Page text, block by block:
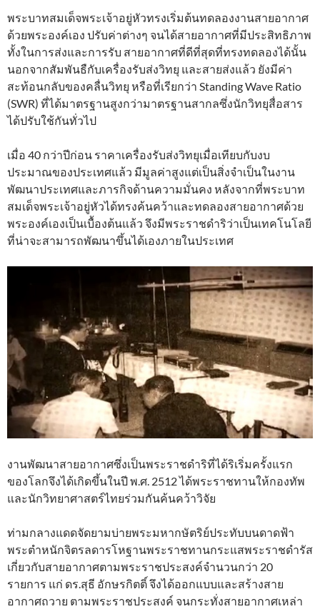
พระบาทสมเด็จพระเจ้าอยู่หัวทรงเริ่มต้นทดลองงานสายอากาศ
ด้วยพระองค์เอง ปรับค่าต่างๆ จนได้สายอากาศที่มีประสิทธิภาพ
ทั้งในการส่งและการรับ สายอากาศที่ดีที่สุดที่ทรงทดลองได้นั้น
นอกจากสัมพันธืกับเครื่องรับส่งวิทยุ และสายส่งแล้ว ยังมีค่า
สะท้อนกลับของคลื่นวิทยุ หรือที่เรียกว่า Standing Wave Ratio
(SWR) ที่ได้มาตรฐานสูงกว่ามาตรฐานสากลซึ่งนักวิทยุสื่อสาร
ได้ปรับใช้กันทั่วไป
เมื่อ 40 กว่าปีก่อน ราคาเครื่องรับส่งวิทยุเมื่อเทียบกับงบ
ประมาณของประเทศแล้ว มีมูลค่าสูงแต่เป็นสิ่งจำเป็นในงาน
พัฒนาประเทศและภารกิจด้านความมั่นคง หลังจากที่พระบาท
สมเด็จพระเจ้าอยู่หัวได้ทรงค้นคว้าและทดลองสายอากาศด้วย
พระองค์เองเป็นเบื้องต้นแล้ว จึงมีพระราชดำริว่าเป็นเทคโนโลยี
ที่น่าจะสามารถพัฒนาขึ้นได้เองภายในประเทศ
งานพัฒนาสายอากาศซึ่งเป็นพระราชดำริที่ได้ริเริ่มครั้งแรก
ของโลกจึงได้เกิดขึ้นในปี พ.ศ. 2512 ได้พระราชทานให้กองทัพ
และนักวิทยาศาสตร์ไทยร่วมกันค้นคว้าวิจัย
ท่ามกลางแดดจัดยามบ่ายพระมหากษัตริย์ประทับบนดาดฟ้า
พระตําหนักจิตรลดารโหฐานพระราชทานกระแสพระราชดำรัส
เกี่ยวกับสายอากาศตามพระราชประสงค์จำนวนกว่า 20
รายการ แก่ ดร.สุธี อักษรกิตติ์ จึงได้ออกแบบและสร้างสาย
อากาศถวาย ตามพระราชประสงค์ จนกระทั่งสายอากาศเหล่า